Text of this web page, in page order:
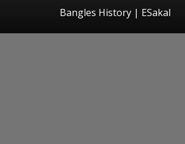
Bangles History | ESakal